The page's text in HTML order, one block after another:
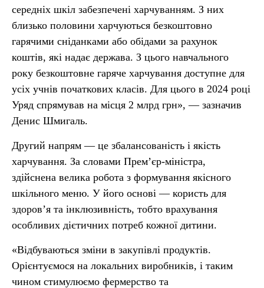
середніх шкіл забезпечені харчуванням. З них
близько половини харчуються безкоштовно
гарячими сніданками або обідами за рахунок
коштів, які надає держава. З цього навчального
року безкоштовне гаряче харчування доступне для
усіх учнів початкових класів. Для цього в 2024 році
Уряд спрямував на місця 2 млрд грн», — зазначив
Денис Шмигаль.
Другий напрям — це збалансованість і якість
харчування. За словами Прем’єр-міністра,
здійснена велика робота з формування якісного
шкільного меню. У його основі — користь для
здоров’я та інклюзивність, тобто врахування
особливих дієтичних потреб кожної дитини.
«Відбуваються зміни в закупівлі продуктів.
Орієнтуємося на локальних виробників, і таким
чином стимулюємо фермерство та